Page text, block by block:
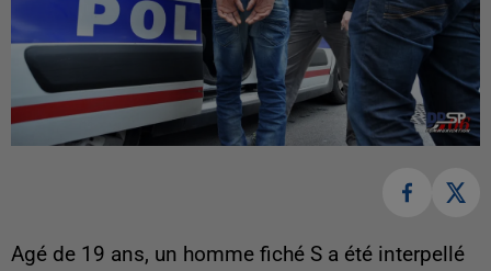
Agé de 19 ans, un homme fiché S a été interpellé